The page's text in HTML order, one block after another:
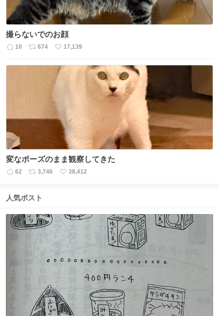
撮らないでのお顔
返
10
リ
ス
数
674
い
ね
数
17,139
変なポーズのまま観察してきた
返
数
62
リ
ス
数
3,746
い
38,412
人気ポスト